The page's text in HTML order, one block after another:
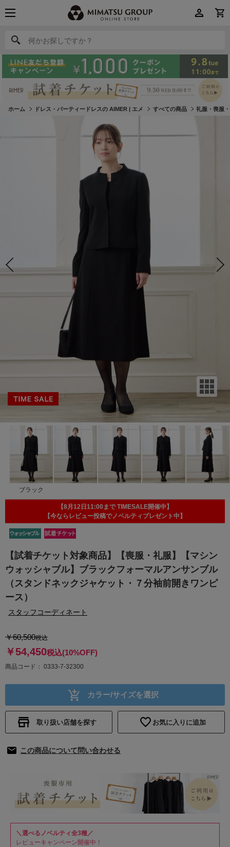
何かお探しですか？
何かお探しですか？
ホーム ドレス・パーティードレスの AIMER | エメ すべての商品 礼服・喪服
ブラック
【試着チケット対象商品】【喪服・礼服】【マシン
ウォッシャブル】ブラックフォーマルアンサンブル
（スタンドネックジャケット・７分袖前開きワンピ
ース）
スタッフコーディネート
【8月12日11:00まで TIMESALE開催中】
【今ならレビュー投稿でノベルティプレゼント中】
￥60,500税込
￥54,450税込(10%OFF)
商品コード 0333-7-32300
カラー/サイズを選択
取り扱い店舗を探す お気に入りに追加
この商品について問い合わせる
＼選べるノベルティ全3種／
レビューキャンペーン開催中！